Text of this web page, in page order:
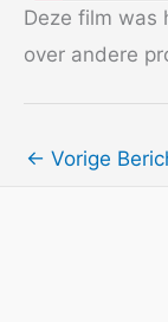
Deze film was
over andere
← Vorige